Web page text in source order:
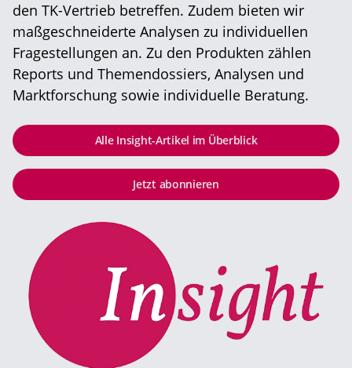
den TK-Vertrieb betreffen. Zudem bieten wir
maßgeschneiderte Analysen zu individuellen
Fragestellungen an. Zu den Produkten zählen
Reports und Themendossiers, Analysen und
Marktforschung sowie individuelle Beratung.
Alle Insight-Artikel im Überblick
Jetzt abonnieren